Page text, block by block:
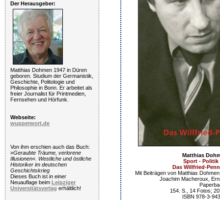
Matthias
Sport - Politik
Das Willfried-
Mit Beiträgen von Matthias
Joachim Macheroux,
154. S., 14 Fotos;
ISBN 978-3-
Der Herausgeber:
Matthias Dohmen 1947 in Düren
geboren. Studium der Germanistik,
Geschichte, Politologie und
Philosophie in Bonn. Er arbeitet als
freier Journalist für Printmedien,
Fernsehen und Hörfunk.
Webseite:
wupperwort.de
Von ihm erschien auch das Buch:
»Geraubte Träume, verlorene
Illusionen«. Westliche und östliche
Historiker im deutschen
Geschichtskrieg
Dieses Buch ist in einer
Neuauflage beim Leipziger
Universitätsverlag erhältlich!